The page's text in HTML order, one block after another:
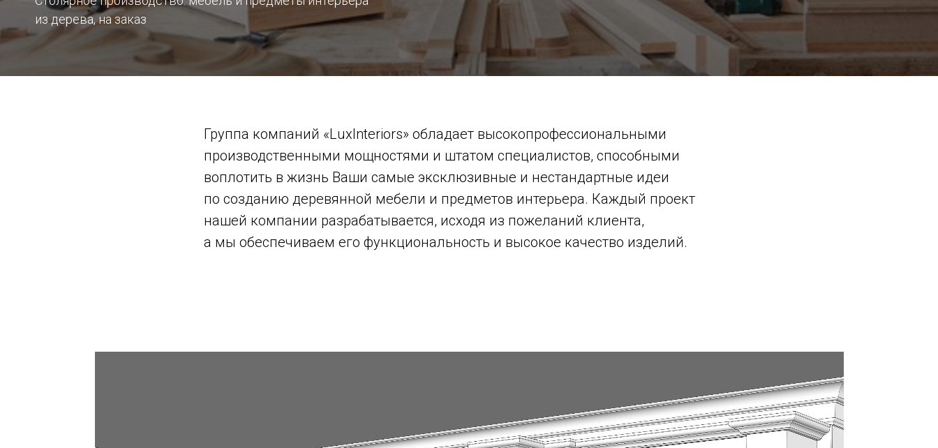
из дерева, на заказ
Группа компаний «LuxInteriors» обладает высокопрофессиональными
производственными мощностями и штатом специалистов, способными
воплотить в жизнь Ваши самые эксклюзивные и нестандартные идеи
по созданию деревянной мебели и предметов интерьера. Каждый проект
нашей компании разрабатывается, исходя из пожеланий клиента,
а мы обеспечиваем его функциональность и высокое качество изделий.